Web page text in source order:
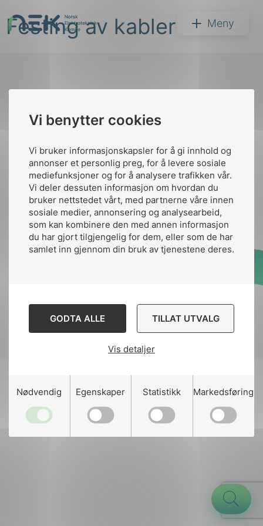
Vi benytter cookies
Vi bruker informasjonskapsler for å gi innhold og
annonser et personlig preg, for å levere sosiale
mediefunksjoner og for å analysere trafikken vår.
Vi deler dessuten informasjon om hvordan du
bruker nettstedet vårt, med partnerne våre innen
sosiale medier, annonsering og analysearbeid,
som kan kombinere den med annen informasjon
du har gjort tilgjengelig for dem, eller som de har
samlet inn gjennom din bruk av tjenestene deres.
GODTA ALLE TILLAT UTVALG
Vis detaljer
Nødvendig Egenskaper Statistikk Markedsføring
til
innhold
NEK Meny
Søk
Festing av kabler
Kontakt oss
Ansatte
nek@nek.no
Kontakt
Bruk av Cookies